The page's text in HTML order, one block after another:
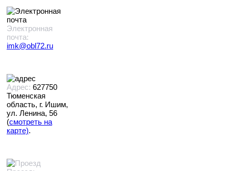
Электронная
почта:
imk@obl72.ru
Адрес: 627750
Тюменская
область, г. Ишим,
ул. Ленина, 56
(смотреть на
карте).